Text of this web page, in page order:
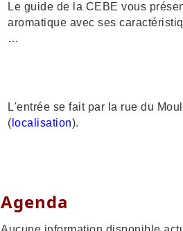
Le guide de la CEBE vous
aromatique avec ses
…
L'entrée se fait par la rue du
( localisation).
Agenda